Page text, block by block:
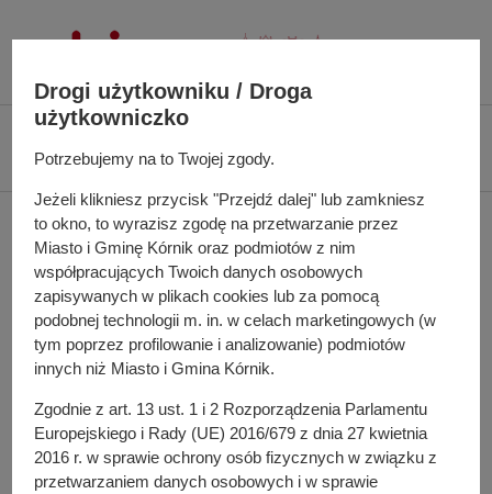
31 stycznia 2024 r.
Zarządzenie nr 16/2024 z
dnia 31 stycznia 2024 r.
w sprawie: zapewnienia miejsc przeznaczonych na
bezpłatne umieszczenie urzędowych obwieszczeń
wyborczych i plakatów wszystkich komitetów wyborczych
Do pobrania
Drogi użytkowniku / Droga
użytkowniczko
Potrzebujemy na to Twojej zgody.
Jeżeli klikniesz przycisk "Przejdź dalej" lub zamkniesz
to okno, to wyrazisz zgodę na przetwarzanie przez
Miasto i Gminę Kórnik oraz podmiotów z nim
współpracujących Twoich danych osobowych
zapisywanych w plikach cookies lub za pomocą
podobnej technologii m. in. w celach marketingowych (w
tym poprzez profilowanie i analizowanie) podmiotów
innych niż Miasto i Gmina Kórnik.
Zgodnie z art. 13 ust. 1 i 2 Rozporządzenia Parlamentu
Europejskiego i Rady (UE) 2016/679 z dnia 27 kwietnia
2016 r. w sprawie ochrony osób fizycznych w związku z
przetwarzaniem danych osobowych i w sprawie